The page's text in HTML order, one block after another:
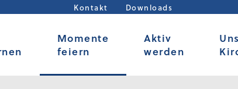
Kontakt Downloads
Momente
feiern
Aktiv
werden